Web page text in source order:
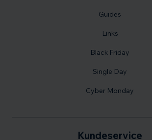
Kundeservice
Guides
Links
Black Friday
Single Day
Cyber Monday